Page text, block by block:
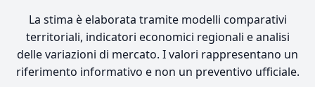
La stima è elaborata tramite modelli comparativi
territoriali, indicatori economici regionali e analisi
delle variazioni di mercato. I valori rappresentano un
riferimento informativo e non un preventivo ufficiale.